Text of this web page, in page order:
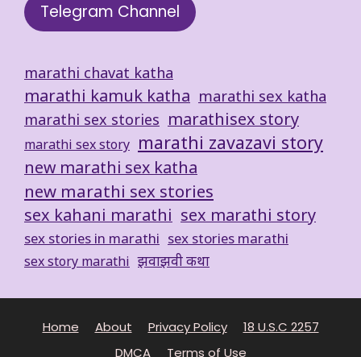
Telegram Channel
marathi chavat katha
marathi kamuk katha marathi sex katha
marathi sex stories marathisex story
marathi sex story marathi zavazavi story
new marathi sex katha
new marathi sex stories
sex kahani marathi sex marathi story
sex stories in marathi sex stories marathi
sex story marathi झवाझवी कथा
Home About Privacy Policy
18 U.S.C 2257
DMCA
Terms of Use